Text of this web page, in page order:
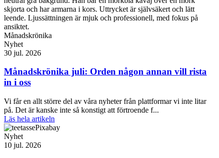
Månadskrönika
Nyhet
30 jul. 2026
Månadskrönika juli: Orden någon annan vill rista
in i oss
Vi får en allt större del av våra nyheter från plattformar vi inte litar
på. Det är kanske inte så konstigt att förtroende f...
Läs hela artikeln
Nyhet
10 jul. 2026